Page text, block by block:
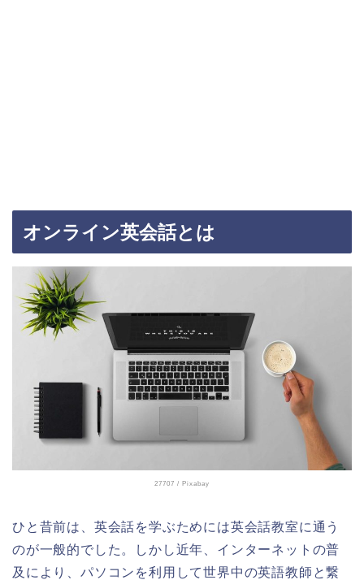
オンライン英会話とは
27707 / Pixabay
ひと昔前は、英会話を学ぶためには英会話教室に通う
のが一般的でした。しかし近年、インターネットの普
及により、パソコンを利用して世界中の英語教師と繋